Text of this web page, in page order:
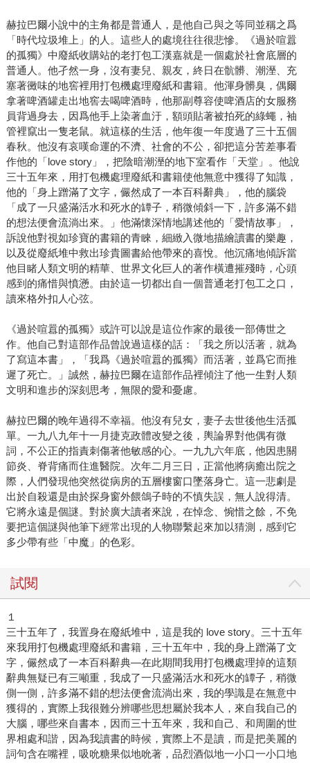
赫拉巴爾小說中的主角都是普通人，是他自己與之等同並稱之爲
「時代垃圾堆上」的人。這些人的處境往往很悲慘。《過於喧囂
的孤獨》中廢紙收購站的老打包工漢嘉就是一個處於社會底層的
普通人。他孑然一身，沒有妻兒、親友，終日在骯髒、潮溼、充
塞著黴味的地窖裡用打包機處理廢紙和書籍。他渾身髒臭，偶爾
拿著啤酒罐走出地窖去喝啤酒時，他那副尊容使啤酒店的女服務
員背過身去，因爲他手上染著血汙，額頭貼著被拍死的綠蠅，袖
管裡竄出一隻老鼠。就這樣的生活，他年復一年度過了三十五個
春秋。他沒有哀嘆命運的不濟、社會的不公，卻把這分苦差事看
作他的「love story」，把陰暗潮溼的地下室看作「天堂」。他說
三十五年來，用打包機處理廢紙和書籍使他無意中獲得了知識，
他的「身上蹭滿了文字，儼然成了一本百科辭典」，他的腦袋
「成了一只盛滿活水和死水的罈子，稍微傾斜一下，許多滿不錯
的想法便會流淌出來。」他滿懷深情地講述他的「愛情故事」，
訴說他對視如珍寶的書籍的青睞，細緻入微地描繪讀書的樂趣，
以及從廢紙堆中救出珍貴圖書給他帶來的喜悅。他沉痛地傾訴當
他目睹人類文明的精華、世界文化巨人的著作橫遭摧殘時，心頭
感到的痛惜與憤懣。由於這一切都出自一個普通老打包工之口，
讀來格外扣人心弦。
《過於喧囂的孤獨》或許可以說是這位作家的最後一部傳世之
作。他自己對這部作品曾說過這樣的話：「我之所以活著，就為
了寫這本書」，「我爲《過於喧囂的孤獨》而活著，並爲它而推
遲了死亡。」誠然，赫拉巴爾在這部作品裡傾注了他一生對人類
文明和進步的深刻思考，無限的愛和憂慮。
赫拉巴爾的晚年過得不幸福。他沒有兒女，妻子去世後他生活孤
單。一九八九年十一月捷克政體改變之後，輿論界對他偶有微
詞，不公正的指責刺傷著他敏感的心。一九九六年底，他因患關
節炎、脊背痛而住進醫院。次年二月三日，正當他將病癒出院之
際，人們發現他突然從病房的五層樓窗口墜落身亡。這一悲劇是
出於自殺還是由於探身窗外餵鴿子時的不慎失誤，無人說得清。
它將永遠是個謎。對於廣大讀者來說，在悼念、惋惜之餘，不免
要把這個謎與他筆下經常出現的人物聯繫起來加以猜測，感到它
多少帶有些「中魔」的色彩。
試閱
１
三十五年了，我置身在廢紙堆中，這是我的 love story。三十五年
來我用打包機處理廢紙和書籍，三十五年中，我的身上蹭滿了文
字，儼然成了一本百科辭典—在此期間我用打包機處理掉的這類
辭典無疑已有三噸重，我成了一只盛滿活水和死水的罈子，稍微
側一側，許多滿不錯的想法便會流淌出來，我的學識是在無意中
獲得的，實際上我很難分辨哪些思想屬於我本人，來自我自己的
大腦，哪些來自書本，因而三十五年來，我和自己、和周圍的世
界相處和諧，因為我讀書的時候，實際上不是讀，而是把美麗的
詞句含在嘴裡，吸吮糖果似地吮著，品烈酒似地一小口一小口地